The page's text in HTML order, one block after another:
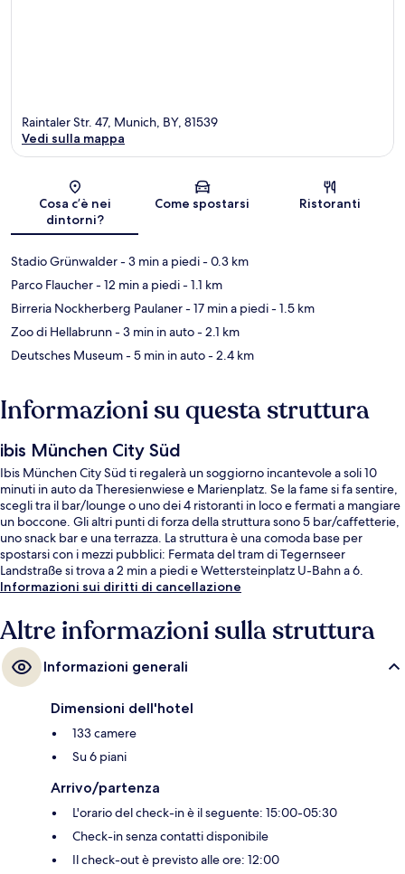
Mappa
Raintaler Str. 47, Munich, BY, 81539
Vedi sulla mappa
Cosa c’è nei
dintorni?
Come spostarsi Ristoranti
Stadio Grünwalder- 3 min a piedi- 0.3 km
Parco Flaucher- 12 min a piedi- 1.1 km
Birreria Nockherberg Paulaner- 17 min a piedi- 1.5 km
Zoo di Hellabrunn- 3 min in auto- 2.1 km
Deutsches Museum- 5 min in auto- 2.4 km
Informazioni su questa struttura
ibis München City Süd
Ibis München City Süd ti regalerà un soggiorno incantevole a soli 10
minuti in auto da Theresienwiese e Marienplatz. Se la fame si fa sentire,
scegli tra il bar/lounge o uno dei 4 ristoranti in loco e fermati a mangiare
un boccone. Gli altri punti di forza della struttura sono 5 bar/caffetterie,
uno snack bar e una terrazza. La struttura è una comoda base per
spostarsi con i mezzi pubblici: Fermata del tram di Tegernseer
Landstraße si trova a 2 min a piedi e Wettersteinplatz U-Bahn a 6.
Informazioni sui diritti di cancellazione
Altre informazioni sulla struttura
Informazioni generali
Dimensioni dell'hotel
133 camere
Su 6 piani
Arrivo/partenza
L'orario del check-in è il seguente: 15:00-05:30
Check-in senza contatti disponibile
Il check-out è previsto alle ore: 12:00